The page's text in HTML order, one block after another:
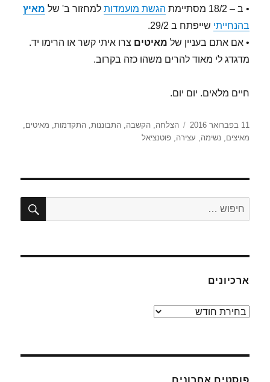
• ב – 18/2 מסתיימת
הגשת מועמדות למחזור ב' של מאיץ
בהנחייתי שייפתח ב 29/2.
• אם אתם בעניין של מאיטים צרו איתי קשר או הרימו יד.
מדגדג לי מאוד להרים משהו כזה בקרוב.
חיים מלאים. יום יום.
פורסם
בתאריך
11 בפברואר 2016 תגיות
הצלחה,הקשבה,התבוננות,התקדמות, מאיטים,
מאיצים, נשימה, עצירה,פוטנציאל
חפש:
ארכיונים
ארכיונים
פוסטים אחרונים